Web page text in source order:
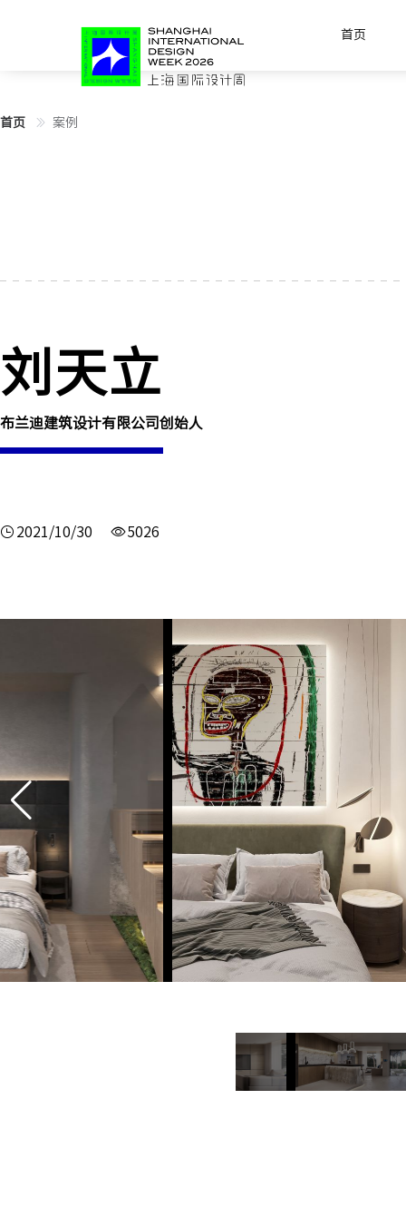
首页
首页 案例
刘天立
布兰迪建筑设计有限公司创始人
2021/10/30 5026